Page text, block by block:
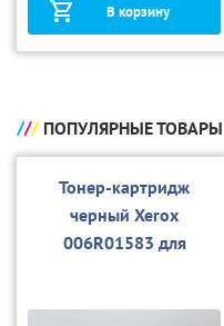
В корзину
ПОПУЛЯРНЫЕ ТОВАРЫ
Тонер-картридж
черный Xerox
006R01583 для